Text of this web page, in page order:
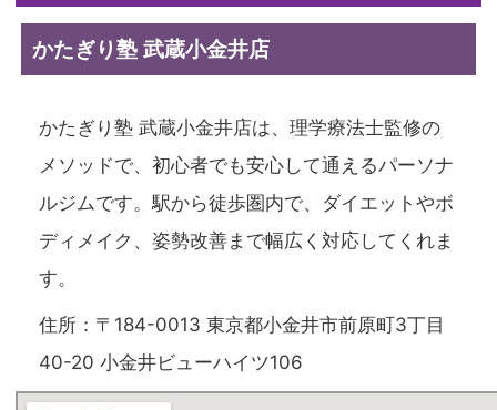
かたぎり塾 武蔵小金井店
かたぎり塾 武蔵小金井店は、理学療法士監修の
メソッドで、初心者でも安心して通えるパーソナ
ルジムです。駅から徒歩圏内で、ダイエットやボ
ディメイク、姿勢改善まで幅広く対応してくれま
す。
住所：〒184-0013 東京都小金井市前原町3丁目
40-20 小金井ビューハイツ106